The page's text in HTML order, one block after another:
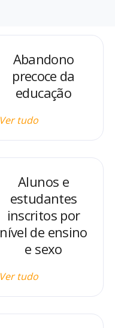
Abandono
precoce da
educação
Ver tudo
Alunos e
estudantes
inscritos por
nível de ensino
e sexo
Ver tudo